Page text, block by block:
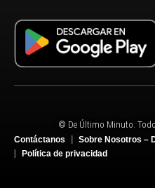
© De Último Minuto.
Contáctanos
Sobre Nosotros –
Política de privacidad